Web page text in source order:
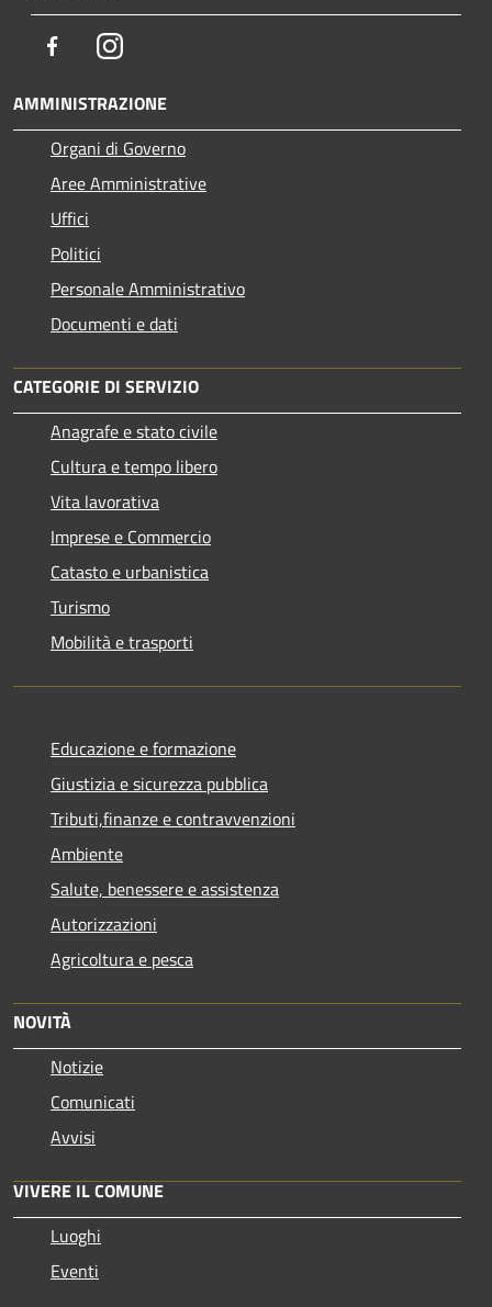
FacebookInstagram
AMMINISTRAZIONE
Organi di Governo
Aree Amministrative
Uffici
Politici
Personale Amministrativo
Documenti e dati
CATEGORIE DI SERVIZIO
Anagrafe e stato civile
Cultura e tempo libero
Vita lavorativa
Imprese e Commercio
Catasto e urbanistica
Turismo
Mobilità e trasporti
Educazione e formazione
Giustizia e sicurezza pubblica
Tributi,finanze e contravvenzioni
Ambiente
Salute, benessere e assistenza
Autorizzazioni
Agricoltura e pesca
NOVITÀ
Notizie
Comunicati
Avvisi
VIVERE IL COMUNE
Luoghi
Eventi